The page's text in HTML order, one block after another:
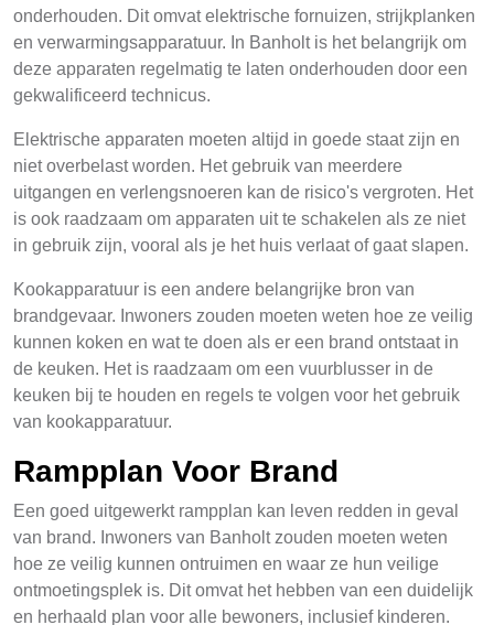
onderhouden. Dit omvat elektrische fornuizen, strijkplanken
en verwarmingsapparatuur. In Banholt is het belangrijk om
deze apparaten regelmatig te laten onderhouden door een
gekwalificeerd technicus.
Elektrische apparaten moeten altijd in goede staat zijn en
niet overbelast worden. Het gebruik van meerdere
uitgangen en verlengsnoeren kan de risico's vergroten. Het
is ook raadzaam om apparaten uit te schakelen als ze niet
in gebruik zijn, vooral als je het huis verlaat of gaat slapen.
Kookapparatuur is een andere belangrijke bron van
brandgevaar. Inwoners zouden moeten weten hoe ze veilig
kunnen koken en wat te doen als er een brand ontstaat in
de keuken. Het is raadzaam om een vuurblusser in de
keuken bij te houden en regels te volgen voor het gebruik
van kookapparatuur.
Rampplan Voor Brand
Een goed uitgewerkt rampplan kan leven redden in geval
van brand. Inwoners van Banholt zouden moeten weten
hoe ze veilig kunnen ontruimen en waar ze hun veilige
ontmoetingsplek is. Dit omvat het hebben van een duidelijk
en herhaald plan voor alle bewoners, inclusief kinderen.